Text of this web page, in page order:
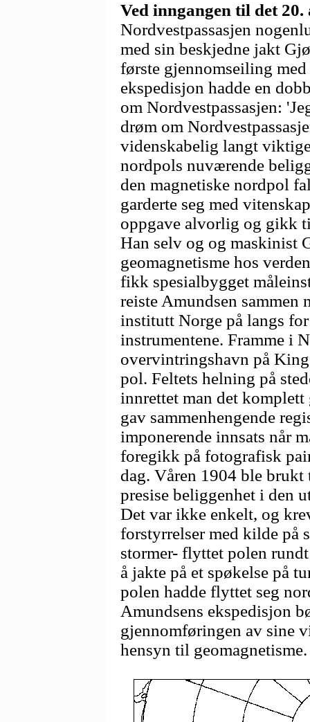
Ved inngangen til det
Nordvestpassasjen
med sin beskjedne jakt
første gjennomseiling
ekspedisjon hadde en
om Nordvestpassasjen:
drøm om
videnskabelig langt
nordpols nuværende
den magnetiske nordpol
garderte seg med
oppgave alvorlig og gikk
Han selv og og maskinist
geomagnetisme hos
fikk spesialbygget
reiste Amundsen
institutt Norge på langs
instrumentene. Framme i
overvintringshavn på
pol. Feltets helning på
innrettet man det
gav sammenhengende
imponerende innsats når
foregikk på fotografisk
dag. Våren 1904 ble
presise beliggenhet i den
Det var ikke enkelt, og
forstyrrelser med kilde på
stormer- flyttet polen
å jakte på et spøkelse på
polen hadde flyttet seg
Amundsens ekspedisjon
gjennomføringen av sine
hensyn til geomagnetisme.